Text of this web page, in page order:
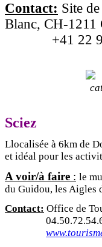
Contact: Site
Blanc, CH-1211
+41 22
Sciez
Llocalisée à 6km de
et idéal pour les
A voir/à faire : le
du Guidou, les Aigles
Contact: Office de